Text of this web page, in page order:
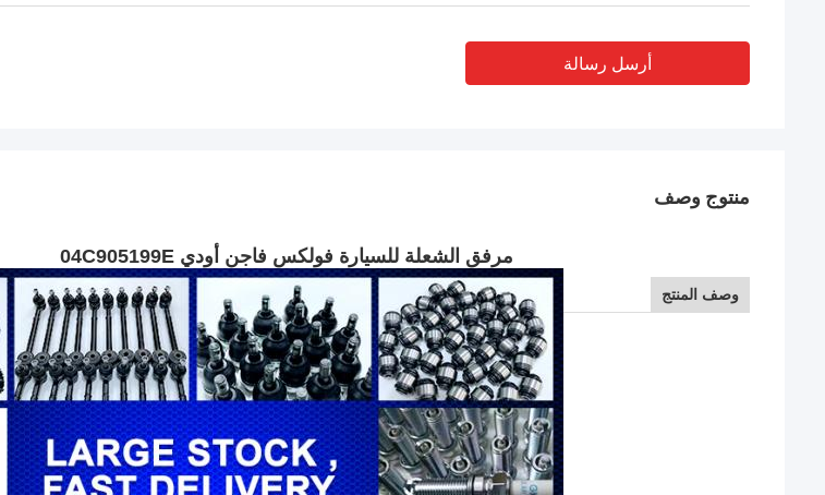
أرسل رسالة
منتوج وصف
مرفق الشعلة للسيارة فولكس فاجن أودي 04C905199E
وصف المنتج